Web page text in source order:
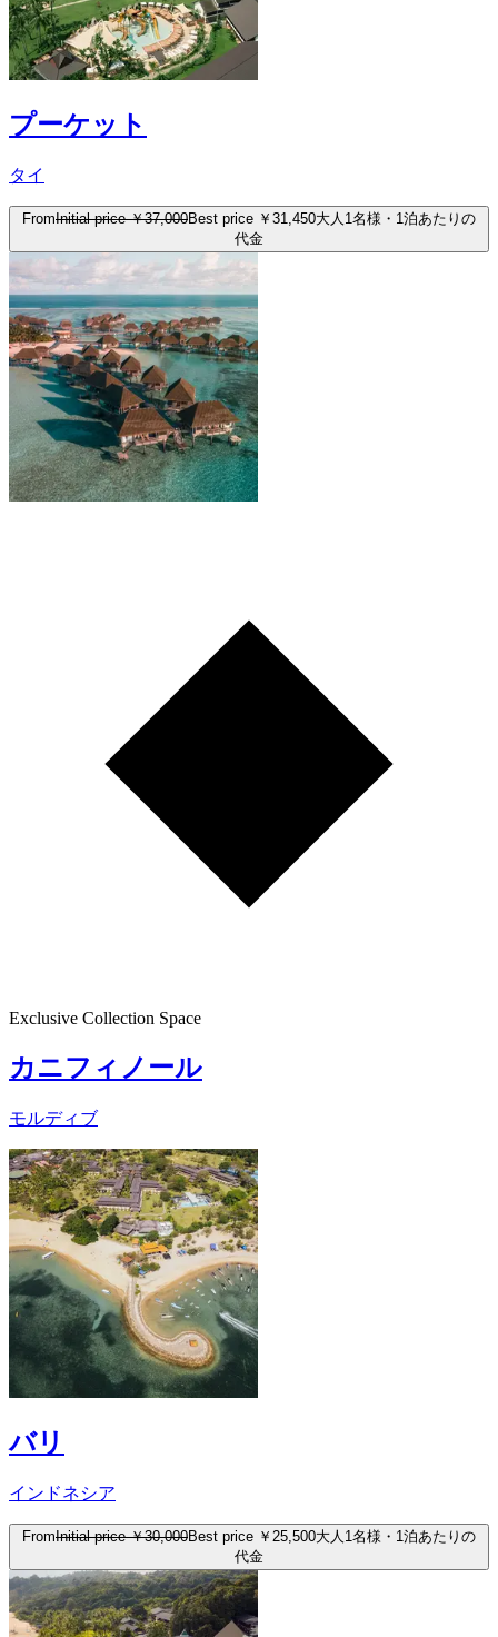
プーケット
タイ
FromInitial price ￥37,000Best price ￥31,450大人1名様・1泊あたりの
代金
Exclusive Collection Space
カニフィノール
モルディブ
バリ
インドネシア
FromInitial price ￥30,000Best price ￥25,500大人1名様・1泊あたりの
代金